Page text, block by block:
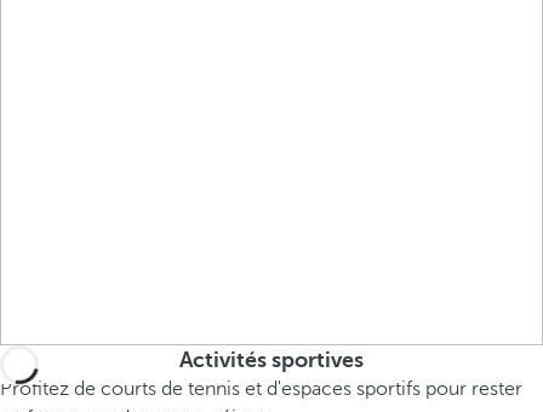
Activités sportives
Profitez de courts de tennis et d'espaces sportifs pour rester